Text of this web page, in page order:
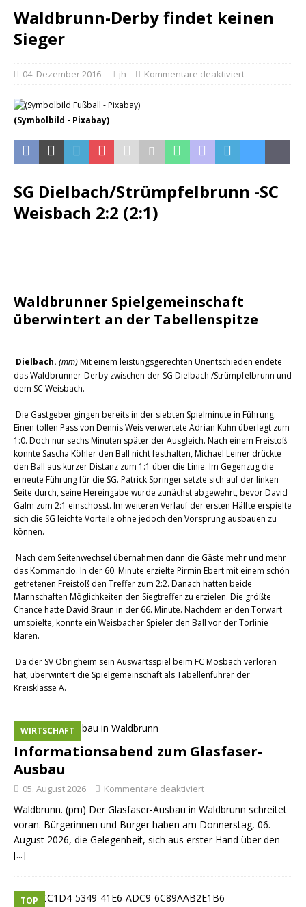
Waldbrunn-Derby findet keinen
Sieger
04. Dezember 2016 jh Kommentare deaktiviert
(Symbolbild - Pixabay)
SG Dielbach/Strümpfelbrunn ​-​SC
Weisbach​​ 2:2 (2:1)
Waldbrunner Spielgemeinschaft
überwintert an der Tabellenspitze
Dielbach. (mm) Mit einem leistungsgerechten Unentschieden endete
das Waldbrunner-Derby zwischen der SG Dielbach /Strümpfelbrunn und
dem SC Weisbach.
Die Gastgeber gingen bereits in der siebten Spielminute in Führung.
Einen tollen Pass von Dennis Weis verwertete Adrian Kuhn überlegt zum
1:0. Doch nur sechs Minuten später der Ausgleich. Nach einem Freistoß
konnte Sascha Köhler den Ball nicht festhalten, Michael Leiner drückte
den Ball aus kurzer Distanz zum 1:1 über die Linie. Im Gegenzug die
erneute Führung für die SG. Patrick Springer setzte sich auf der linken
Seite durch, seine Hereingabe wurde zunächst abgewehrt, bevor David
Galm zum 2:1 einschosst. Im weiteren Verlauf der ersten Hälfte erspielte
sich die SG leichte Vorteile ohne jedoch den Vorsprung ausbauen zu
können.
Nach dem Seitenwechsel übernahmen dann die Gäste mehr und mehr
das Kommando. In der 60. Minute erzielte Pirmin Ebert mit einem schön
getretenen Freistoß den Treffer zum 2:2. Danach hatten beide
Mannschaften Möglichkeiten den Siegtreffer zu erzielen. Die größte
Chance hatte David Braun in der 66. Minute. Nachdem er den Torwart
umspielte, konnte ein Weisbacher Spieler den Ball vor der Torlinie
klären.
Da der SV Obrigheim sein Auswärtsspiel beim FC Mosbach verloren
hat, überwintert die Spielgemeinschaft als Tabellenführer der
Kreisklasse A.​
Informationsabend zum Glasfaser-
Ausbau
WIRTSCHAFT
05. August 2026 Kommentare deaktiviert
Waldbrunn. (pm) Der Glasfaser-Ausbau in Waldbrunn schreitet
voran. Bürgerinnen und Bürger haben am Donnerstag, 06.
August 2026, die Gelegenheit, sich aus erster Hand über den
[...]
TOP